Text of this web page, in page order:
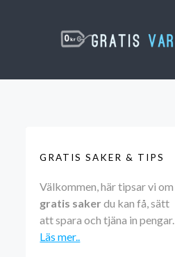
GRATIS SAKER & TIPS
Välkommen, här tipsar vi om
gratis saker du kan få, sätt
att spara och tjäna in pengar.
Läs mer..